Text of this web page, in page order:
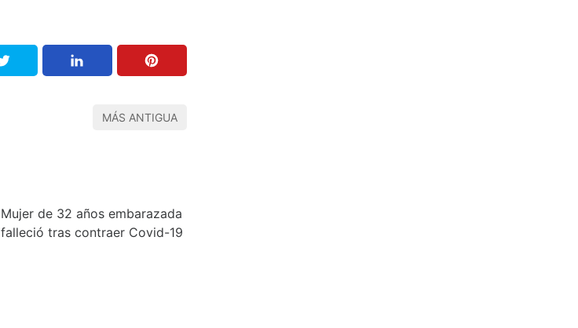
MÁS ANTIGUA
Mujer de 32 años embarazada
falleció tras contraer Covid-19